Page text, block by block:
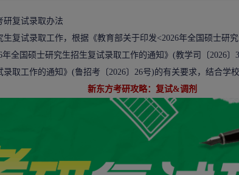
研复试录取办法
生复试录取工作，根据《教育部关于印发<2026年全国硕士研
年全国硕士研究生招生复试录取工作的通知》(教学司〔2026
取工作的通知》(鲁招考〔2026〕26号)的有关要求，结合学
新东方考研攻略：复试&调剂